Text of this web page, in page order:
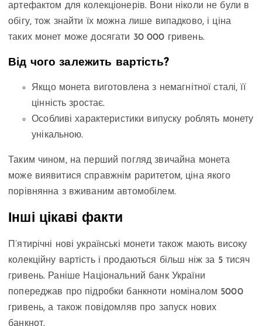
артефактом для колекціонерів. Вони ніколи не були в
обігу, тож знайти їх можна лише випадково, і ціна
таких монет може досягати 30 000 гривень.
Від чого залежить вартість?
Якщо монета виготовлена з немагнітної сталі, її
цінність зростає.
Особливі характеристики випуску роблять монету
унікальною.
Таким чином, на перший погляд звичайна монета
може виявитися справжнім раритетом, ціна якого
порівнянна з вживаним автомобілем.
Інші цікаві факти
П’ятирічні нові українські монети також мають високу
колекційну вартість і продаються більш ніж за 5 тисяч
гривень. Раніше Національний банк України
попереджав про підробки банкноти номіналом 5000
гривень, а також повідомляв про запуск нових
банкнот.